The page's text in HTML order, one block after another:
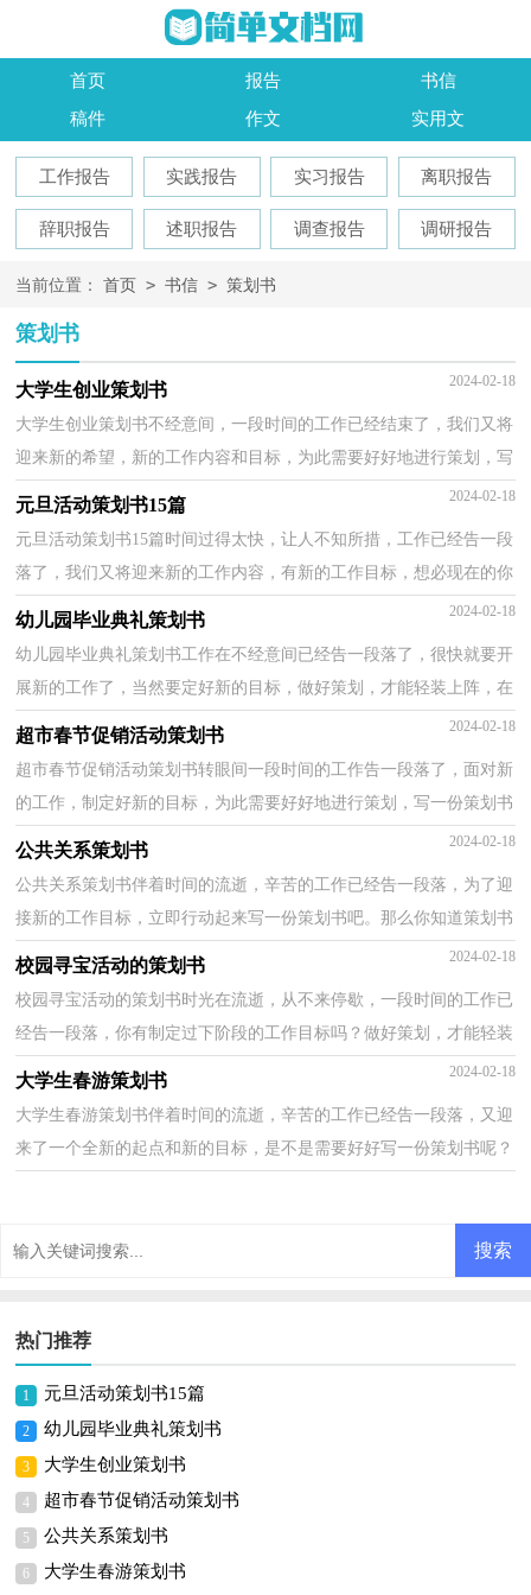
首页 报告
书信
稿件
作文 实用文
工作报告 实践报告 实习报告 离职报告
辞职报告 述职报告 调查报告 调研报告
当前位置： 首页 > 书信 > 策划书
策划书
大学生创业策划书 2024-02-18
大学生创业策划书不经意间，一段时间的工作已经结束了，我们又将
迎来新的希望，新的工作内容和目标，为此需要好好地进行策划，写
一份策划书了。你所见过的策划书应该是什么样的？下面是...
元旦活动策划书15篇 2024-02-18
元旦活动策划书15篇时间过得太快，让人不知所措，工作已经告一段
落了，我们又将迎来新的工作内容，有新的工作目标，想必现在的你
有必要写一写策划书了。那么策划书有什么格式呢？下面是...
幼儿园毕业典礼策划书 2024-02-18
幼儿园毕业典礼策划书工作在不经意间已经告一段落了，很快就要开
展新的工作了，当然要定好新的目标，做好策划，才能轻装上阵，在
今后奋勇争先。是不是无从下笔、没有头绪？以下是小编精...
超市春节促销活动策划书 2024-02-18
超市春节促销活动策划书转眼间一段时间的工作告一段落了，面对新
的工作，制定好新的目标，为此需要好好地进行策划，写一份策划书
了。你知道写策划书需要注意哪些问题吗？以下是小编为...
公共关系策划书 2024-02-18
公共关系策划书伴着时间的流逝，辛苦的工作已经告一段落，为了迎
接新的工作目标，立即行动起来写一份策划书吧。那么你知道策划书
如何写吗？以下是小编整理的公共关系策划书，欢迎大家...
校园寻宝活动的策划书 2024-02-18
校园寻宝活动的策划书时光在流逝，从不来停歇，一段时间的工作已
经告一段落，你有制定过下阶段的工作目标吗？做好策划，才能轻装
上阵，在今后奋勇争先。好的策划书是什么样的呢？下面是小...
大学生春游策划书 2024-02-18
大学生春游策划书伴着时间的流逝，辛苦的工作已经告一段落，又迎
来了一个全新的起点和新的目标，是不是需要好好写一份策划书呢？
热门推荐
1 元旦活动策划书15篇
2 幼儿园毕业典礼策划书
3 大学生创业策划书
4 超市春节促销活动策划书
5 公共关系策划书
6 大学生春游策划书